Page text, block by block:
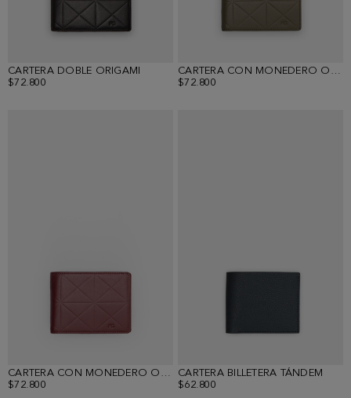
CARTERA DOBLE ORIGAMI
$72.800
CARTERA CON MONEDERO ORIGAMI
$72.800
CARTERA CON MONEDERO ORIGAMI
$72.800
CARTERA BILLETERA TÁNDEM
$62.800